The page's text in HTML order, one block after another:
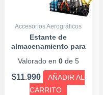
Accesorios Aerográficos
Estante de
almacenamiento para
y otros
Valorado en 0de 5
$11.990
AÑADIR AL
CARRITO